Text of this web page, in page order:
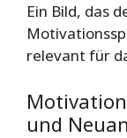
Ein Bild, das
relevant für
und